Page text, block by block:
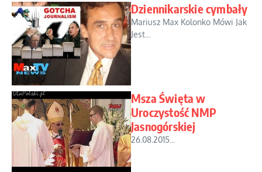
Dziennikarskie cymbały
Mariusz Max Kolonko Mówi Jak
Jest...
Msza Święta w
Uroczystość NMP
Jasnogórskiej
26.08.2015...